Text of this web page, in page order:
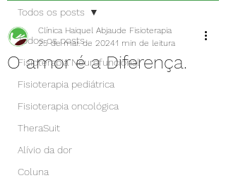
Todos os posts
Fisioterapia Neurofuncional
Fisioterapia pediátrica
Fisioterapia oncológica
TheraSuit
Alívio da dor
Coluna
Todos os posts
O amor é a Diferença.
Clínica Haiquel Abjaude Fisioterapia
25 de mar. de 20241 min de leitura